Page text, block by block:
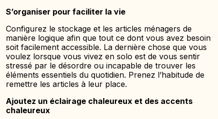
S’organiser pour faciliter la vie
Configurez le stockage et les articles ménagers de
manière logique afin que tout ce dont vous avez besoin
soit facilement accessible. La dernière chose que vous
voulez lorsque vous vivez en solo est de vous sentir
stressé par le désordre ou incapable de trouver les
éléments essentiels du quotidien. Prenez l’habitude de
remettre les articles à leur place.
Ajoutez un éclairage chaleureux et des accents
chaleureux